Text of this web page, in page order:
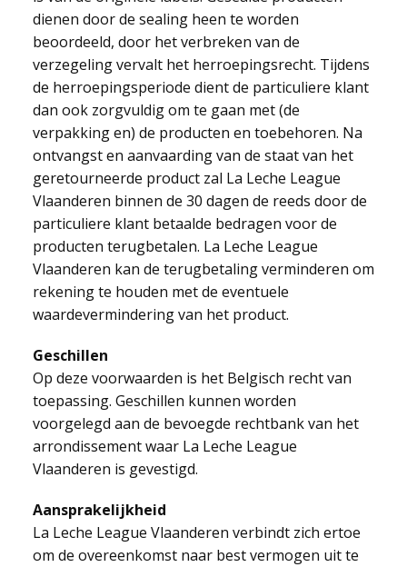
dienen door de sealing heen te worden
beoordeeld, door het verbreken van de
verzegeling vervalt het herroepingsrecht. Tijdens
de herroepingsperiode dient de particuliere klant
dan ook zorgvuldig om te gaan met (de
verpakking en) de producten en toebehoren. Na
ontvangst en aanvaarding van de staat van het
geretourneerde product zal La Leche League
Vlaanderen binnen de 30 dagen de reeds door de
particuliere klant betaalde bedragen voor de
producten terugbetalen. La Leche League
Vlaanderen kan de terugbetaling verminderen om
rekening te houden met de eventuele
waardevermindering van het product.
Geschillen
Op deze voorwaarden is het Belgisch recht van
toepassing. Geschillen kunnen worden
voorgelegd aan de bevoegde rechtbank van het
arrondissement waar La Leche League
Vlaanderen is gevestigd.
Aansprakelijkheid
La Leche League Vlaanderen verbindt zich ertoe
om de overeenkomst naar best vermogen uit te